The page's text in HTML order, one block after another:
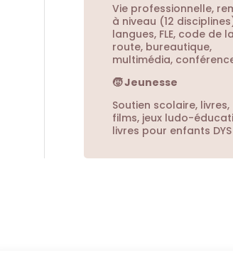
Vie professionnelle,
à niveau (12
langues, FLE, code de la
route, bureautique,
multimédia,
🧒 Jeunesse
Soutien scolaire, livres,
films, jeux ludo-
livres pour enfants DYS